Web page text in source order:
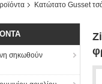
Κατώτατο Gusset
σηκωθούν